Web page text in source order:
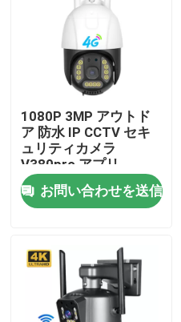
わたしたち に つい て
工場 ツアー
品質管理
連絡 ください
ニュース
引金 を 求め て ください
Wifiの電球の保安用カメラ
1080P 3MP アウトド
ア 防水 IP CCTV セキ
ュリティカメラ
V380pro アプリ
お問い合わせを送信